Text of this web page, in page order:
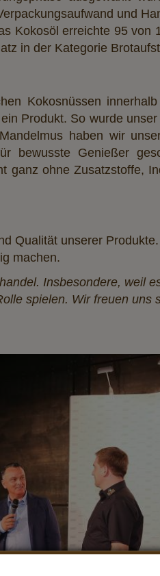
und
Kokosöl erreichte 95
in der Kategorie
Kokosnüssen
Produkt. So wurde
haben wir
bewusste Genießer
ganz ohne Zusatzstoffe,
Qualität unserer
machen.
Insbesondere, weil
spielen. Wir freuen